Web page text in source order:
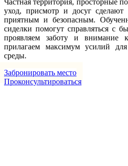
Частная территория, просторные
уход, присмотр и досуг
приятным и безопасным.
сиделки помогут справляться с
проявляем заботу и внимание
прилагаем максимум усилий для
среды.
Забронировать место
Проконсультироваться